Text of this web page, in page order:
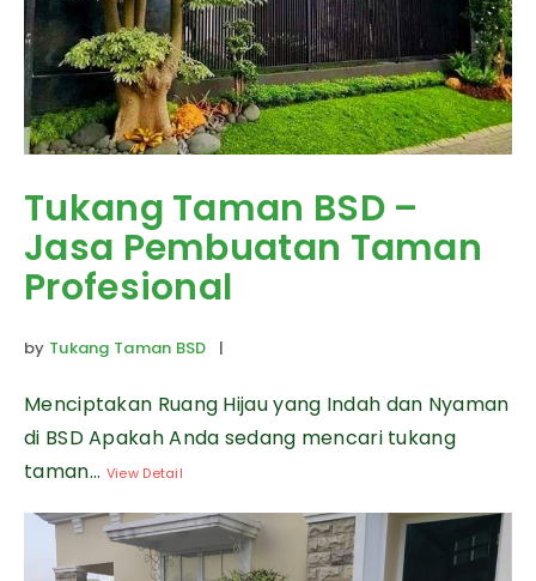
Tukang Taman BSD –
Jasa Pembuatan Taman
Profesional
by Tukang Taman BSD |
Menciptakan Ruang Hijau yang Indah dan Nyaman
di BSD Apakah Anda sedang mencari tukang
taman... View Detail